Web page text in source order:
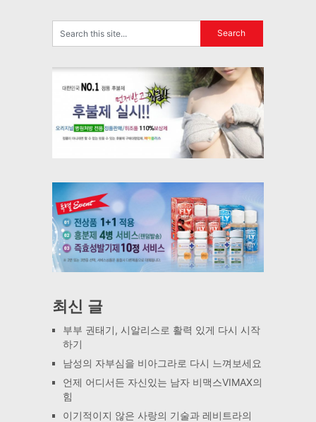
최신 글
부부 권태기, 시알리스로 활력 있게 다시 시작
하기
남성의 자부심을 비아그라로 다시 느껴보세요
언제 어디서든 자신있는 남자 비맥스VIMAX의
힘
이기적이지 않은 사랑의 기술과 레비트라의